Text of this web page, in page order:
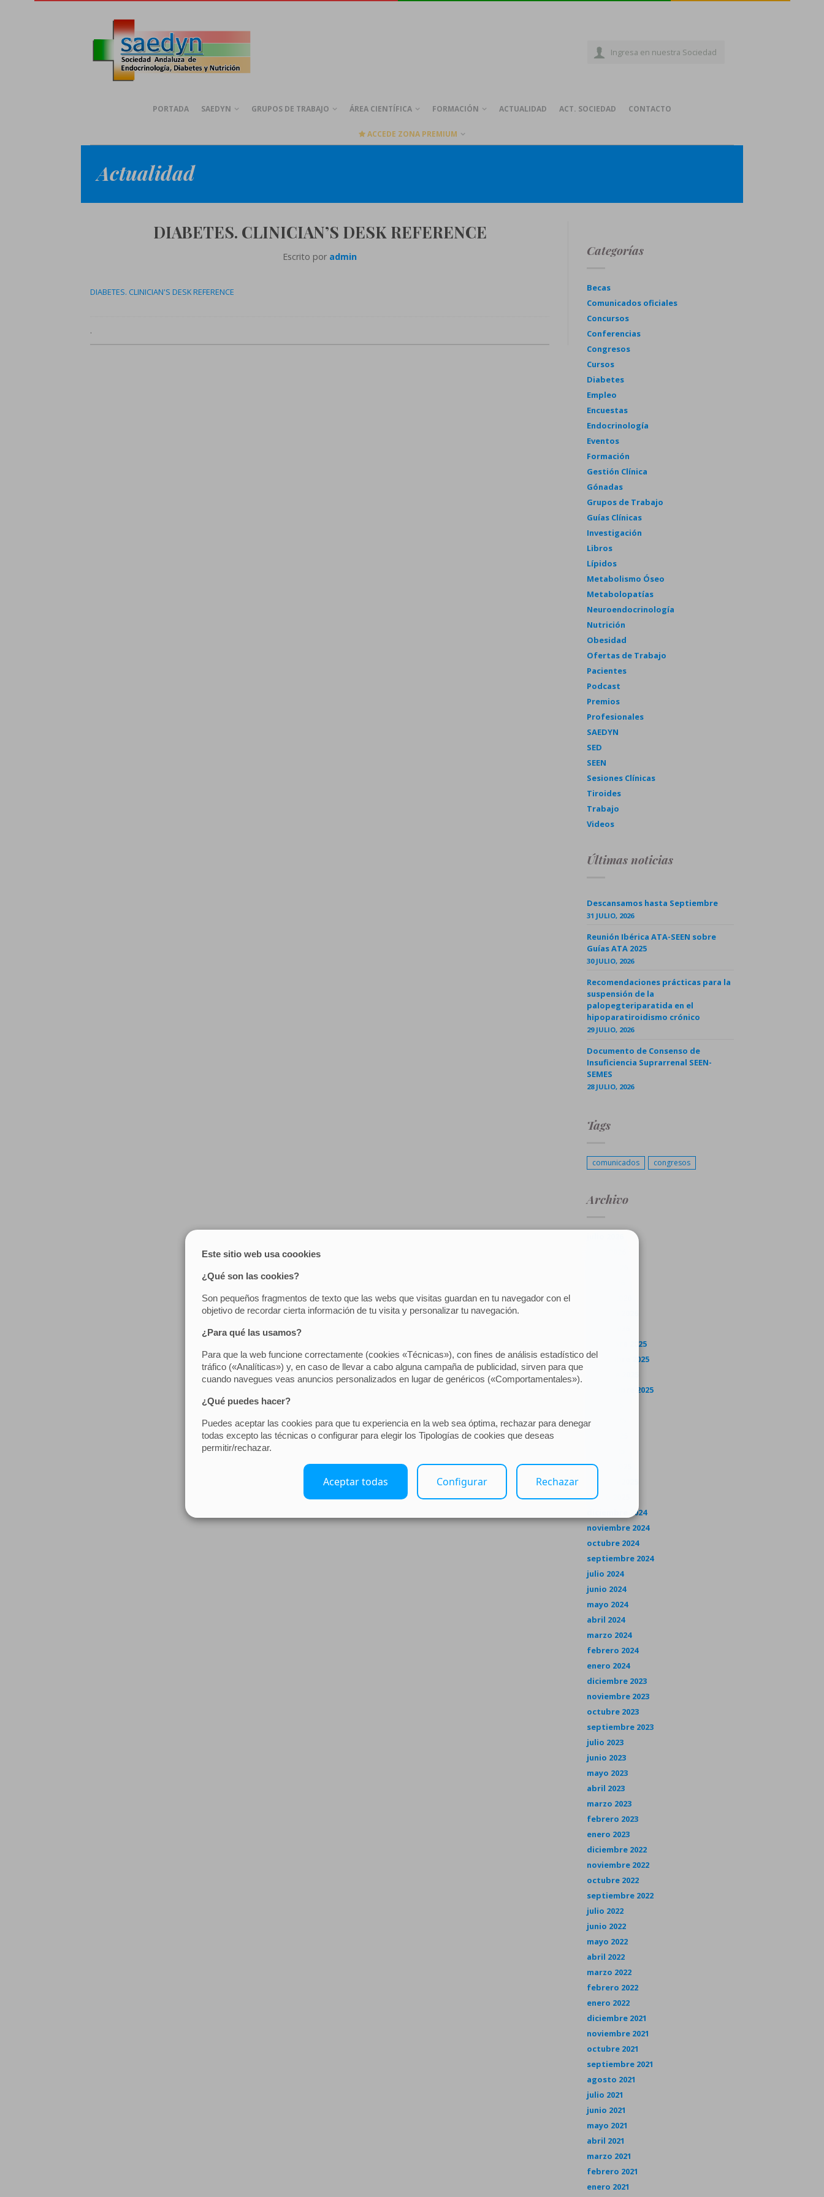
Ingresa en nuestra Sociedad
PORTADA SAEDYN GRUPOS DE TRABAJO ÁREA CIENTÍFICA FORMACIÓN ACTUALIDAD ACT. SOCIEDAD CONTACTO
ACCEDE ZONA PREMIUM
Actualidad
DIABETES. CLINICIAN’S DESK REFERENCE
Escrito por admin
DIABETES. CLINICIAN'S DESK REFERENCE
.
Categorías
Becas
Comunicados oficiales
Concursos
Conferencias
Congresos
Cursos
Diabetes
Empleo
Encuestas
Endocrinología
Eventos
Formación
Gestión Clínica
Gónadas
Grupos de Trabajo
Guías Clínicas
Investigación
Libros
Lípidos
Metabolismo Óseo
Metabolopatías
Neuroendocrinología
Nutrición
Obesidad
Ofertas de Trabajo
Pacientes
Podcast
Premios
Profesionales
SAEDYN
SED
SEEN
Sesiones Clínicas
Tiroides
Trabajo
Videos
Últimas noticias
Descansamos hasta Septiembre
31 JULIO, 2026
Reunión Ibérica ATA-SEEN sobre
Guías ATA 2025
30 JULIO, 2026
Recomendaciones prácticas para la
suspensión de la
palopegteriparatida en el
hipoparatiroidismo crónico
29 JULIO, 2026
Documento de Consenso de
Insuficiencia Suprarrenal SEEN-
SEMES
28 JULIO, 2026
Tags
comunicados congresos
Archivo
diciembre 2025
noviembre 2025
septiembre 2025
junio 2025
marzo 2025
enero 2025
diciembre 2024
noviembre 2024
octubre 2024
septiembre 2024
julio 2024
junio 2024
mayo 2024
abril 2024
marzo 2024
febrero 2024
enero 2024
diciembre 2023
noviembre 2023
octubre 2023
septiembre 2023
julio 2023
junio 2023
mayo 2023
abril 2023
marzo 2023
febrero 2023
enero 2023
diciembre 2022
noviembre 2022
octubre 2022
septiembre 2022
julio 2022
junio 2022
mayo 2022
abril 2022
marzo 2022
febrero 2022
enero 2022
diciembre 2021
noviembre 2021
octubre 2021
septiembre 2021
agosto 2021
julio 2021
junio 2021
mayo 2021
abril 2021
marzo 2021
febrero 2021
enero 2021